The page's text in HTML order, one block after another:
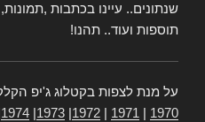
שנתונים.. עיינו בכתבות
תוספות ועוד.. תהנו!
על מנת לצפות בקטלוג ג'יפ
1970
1971
1972
1973
1974